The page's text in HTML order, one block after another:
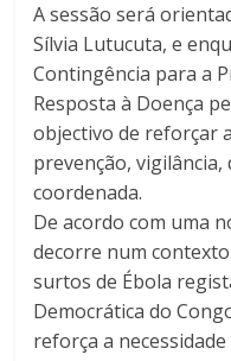
A sessão será
Sílvia Lutucuta, e
Contingência para a
Resposta à Doença
objectivo de reforçar
prevenção, vigilância,
coordenada.
De acordo com uma
decorre num
surtos de Ébola
Democrática do
reforça a